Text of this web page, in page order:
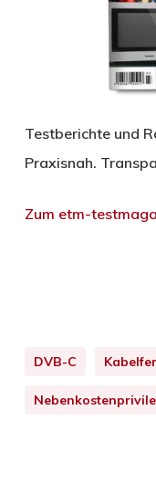
Testberichte und
Praxisnah.
Zum etm-
DVB-C